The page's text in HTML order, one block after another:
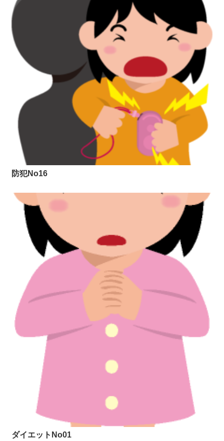
防犯No16
ダイエットNo01